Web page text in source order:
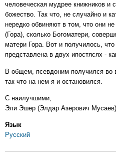
человеческая мудрее книжников и
божество. Так что, не случайно и
нередко обвиняют в том, что они
(Гора), сколько Богоматери,
матери Гора. Вот и получилось,
представлена в двух ипостясях -
В общем, псевдоним получился во
так что на нем я и остановился.
С наилучшими,
Эли Эшер (Элдар Азерович Мусаев)
Язык
Русский